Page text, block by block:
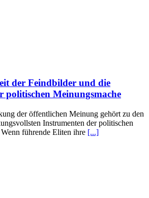
der Feindbilder und die
politischen Meinungsmache
der öffentlichen Meinung gehört zu den
Instrumenten der politischen
führende Eliten ihre [...]